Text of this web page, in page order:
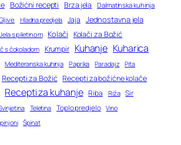
Božićni recepti Brza jela Dalmatinska kuhinja
Hladna predjela Jaja Jednostavna jela
Jela s piletinom Kolači Kolači za Božić
s čokoladom Krumpir Kuhanje Kuharica
Mediteranska kuhinja Paprika Paradajz Pita
Recepti za Božić Recepti za božićne kolače
Recepti za kuhanje Riba Riža Sir
Teletina Toplo predjelo Vino
Špinat